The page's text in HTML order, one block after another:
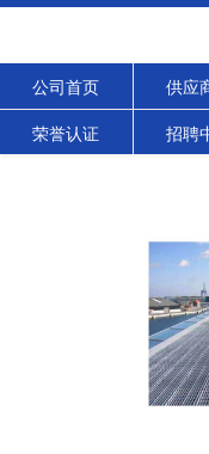
公司首页 供应
荣誉认证 招聘